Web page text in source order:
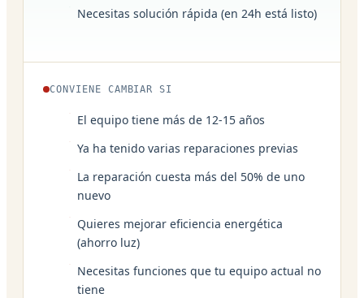
Necesitas solución rápida (en 24h está listo)
CONVIENE CAMBIAR SI
El equipo tiene más de 12-15 años
Ya ha tenido varias reparaciones previas
La reparación cuesta más del 50% de uno
nuevo
Quieres mejorar eficiencia energética
(ahorro luz)
Necesitas funciones que tu equipo actual no
tiene